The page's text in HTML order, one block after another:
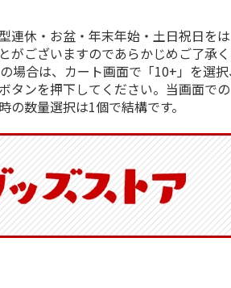
陶器ダイカットマグ
カップ ポムポムプ
リン CHMGD4
マスコット入りドリ
ンクボトル ハロー
キティ PSPR5MC
連休・お盆・年末年始・土日祝日を
がございますのであらかじめご了承く
場合は、カート画面で「10+」を選
タンを押下してください。当画面で
の数量選択は1個で結構です。